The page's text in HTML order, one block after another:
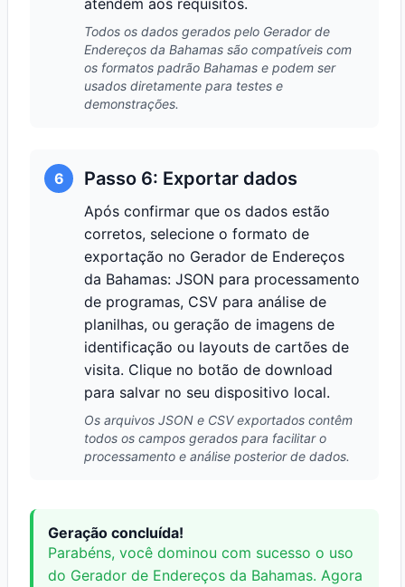
atendem aos requisitos.
Todos os dados gerados pelo Gerador de
Endereços da Bahamas são compatíveis com
os formatos padrão Bahamas e podem ser
usados diretamente para testes e
demonstrações.
6 Passo 6: Exportar dados
Após confirmar que os dados estão
corretos, selecione o formato de
exportação no Gerador de Endereços
da Bahamas: JSON para processamento
de programas, CSV para análise de
planilhas, ou geração de imagens de
identificação ou layouts de cartões de
visita. Clique no botão de download
para salvar no seu dispositivo local.
Os arquivos JSON e CSV exportados contêm
todos os campos gerados para facilitar o
processamento e análise posterior de dados.
Geração concluída!
Parabéns, você dominou com sucesso o uso
do Gerador de Endereços da Bahamas. Agora